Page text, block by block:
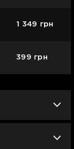
1 349 грн
399 грн